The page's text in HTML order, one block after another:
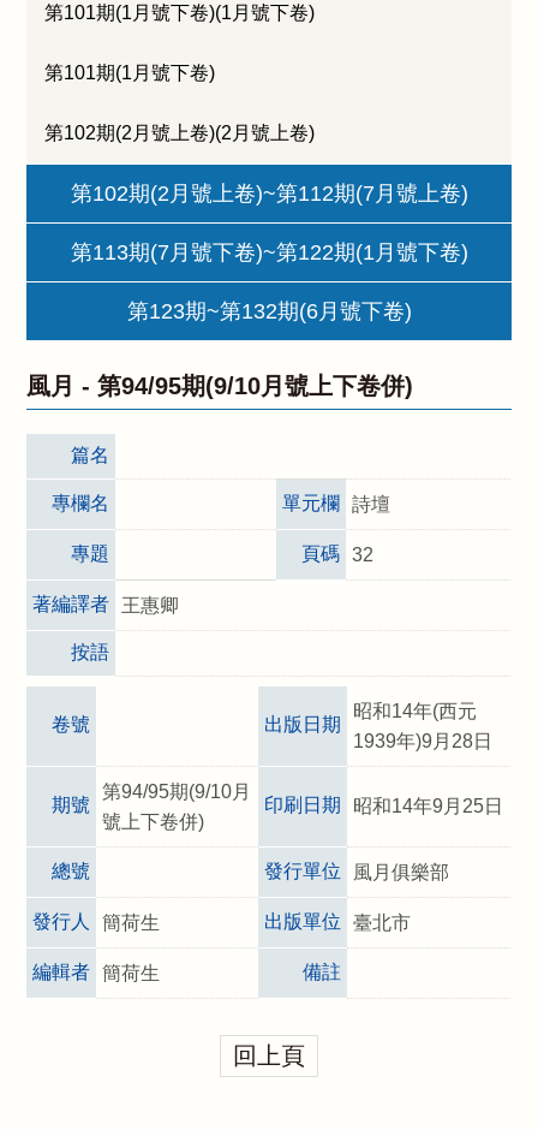
第101期(1月號下卷)(1月號下卷)
第101期(1月號下卷)
第102期(2月號上卷)(2月號上卷)
第102期(2月號上卷)~第112期(7月號上卷)
第113期(7月號下卷)~第122期(1月號下卷)
第123期~第132期(6月號下卷)
風月 -第94/95期(9/10月號上下卷併)
篇名
專欄名 單元欄 詩壇
專題 頁碼 32
著編譯者 王惠卿
按語
卷號 出版日期
昭和14年(西元
1939年)9月28日
期號
第94/95期(9/10月
號上下卷併)
印刷日期 昭和14年9月25日
總號 發行單位 風月俱樂部
發行人 簡荷生 出版單位 臺北市
編輯者 簡荷生 備註
回上頁